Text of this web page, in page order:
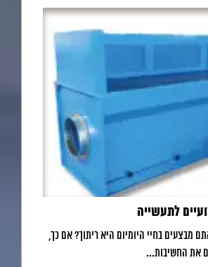
לתעשייה
מבצעים בחיי היומיום היא ריתוך? אם כך,
את החשיבות...